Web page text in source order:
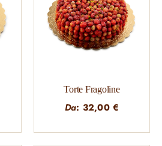
Torte Fragoline
Da: 32,00€